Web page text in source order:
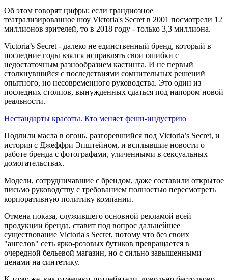
Об этом говорят цифры: если грандиозное
театрализированное шоу Victoria's Secret в 2001 посмотрели 12
миллионов зрителей, то в 2018 году - только 3,3 миллиона.
Victoria’s Secret - далеко не единственный бренд, который в
последние годы взялся исправлять свои ошибки с
недостаточным разнообразием кастинга. И не первый
столкнувшийся с последствиями сомнительных решений
опытного, но несовременного руководства. Это один из
последних столпов, вынужденных сдаться под напором новой
реальности.
Нестандарты красоты. Кто меняет фешн-индустрию
Подлили масла в огонь, разгоревшийся под Victoria’s Secret, и
история с Джеффри Эпштейном, и всплывшие новости о
работе бренда с фотографами, уличенными в сексуальных
домогательствах.
Модели, сотрудничавшие с брендом, даже составили открытое
письмо руководству с требованием полностью пересмотреть
корпоративную политику компании.
Отмена показа, служившего основной рекламой всей
продукции бренда, ставит под вопрос дальнейшее
существование Victoria's Secret, потому что без своих
"ангелов" сеть ярко-розовых бутиков превращается в
очередной бельевой магазин, но с сильно завышенными
ценами на синтетику.